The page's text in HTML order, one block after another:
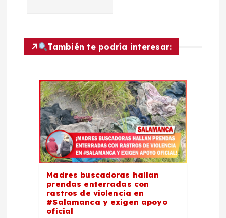
c
También te podría interesar:
Madres buscadoras hallan
prendas enterradas con
rastros de violencia en
#Salamanca y exigen apoyo
oficial